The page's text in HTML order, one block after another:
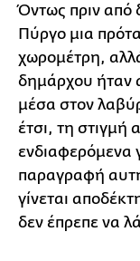
Όντως πριν από
Πύργο μια
χωρομέτρη,
δημάρχου ήταν
μέσα στον
έτσι, τη στιγμή
ενδιαφερόμενα
παραγραφή
γίνεται
δεν έπρεπε να